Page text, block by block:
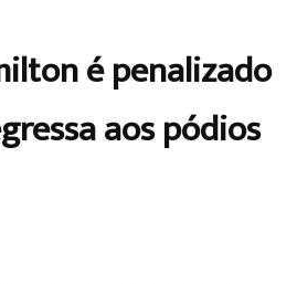
é penalizado
aos pódios